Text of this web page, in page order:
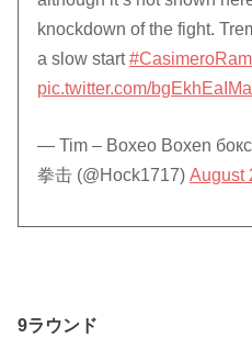
knockdown of the fight.
a slow start
pic.twitter.com/bgEkhEaIMa
— Tim – Boxeo Boxen
拳击 (@Hock1717)August
9ラウンド